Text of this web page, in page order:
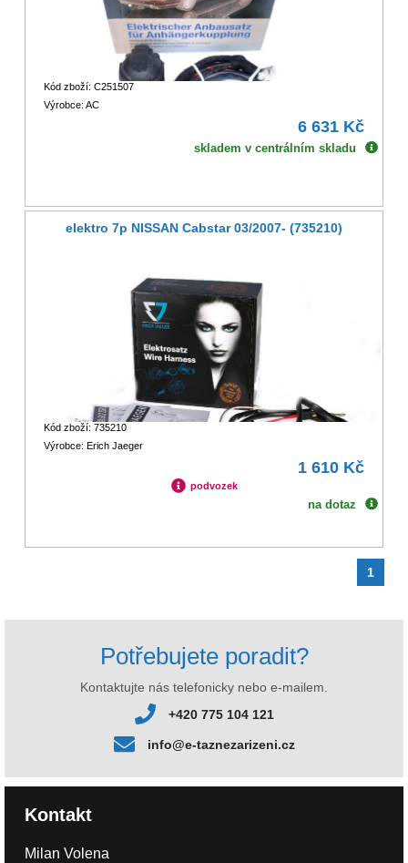
Kód zboží: C251507
Výrobce: AC
6 631 Kč
skladem v centrálním skladu
elektro 7p NISSAN Cabstar 03/2007- (735210)
Kód zboží: 735210
Výrobce: Erich Jaeger
1 610 Kč
podvozek
na dotaz
1
Potřebujete poradit?
Kontaktujte nás telefonicky nebo e-mailem.
+420 775 104 121
info@e-taznezarizeni.cz
Kontakt
Milan Volena